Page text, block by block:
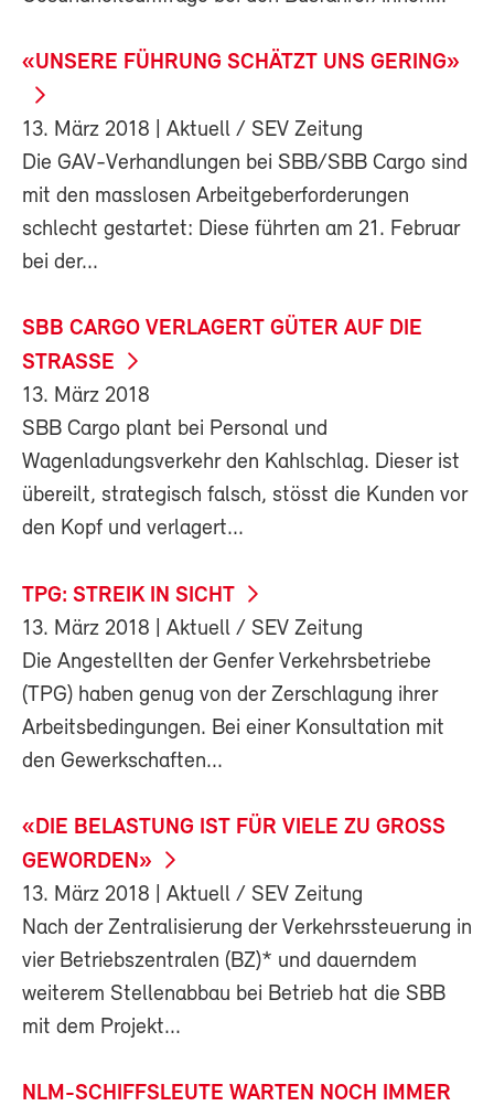
«UNSERE FÜHRUNG SCHÄTZT UNS GERING»
13. März 2018 | Aktuell / SEV Zeitung
Die GAV-Verhandlungen bei SBB/SBB Cargo sind
mit den masslosen Arbeitgeberforderungen
schlecht gestartet: Diese führten am 21. Februar
bei der...
SBB CARGO VERLAGERT GÜTER AUF DIE
STRASSE
13. März 2018
SBB Cargo plant bei Personal und
Wagenladungsverkehr den Kahlschlag. Dieser ist
übereilt, strategisch falsch, stösst die Kunden vor
den Kopf und verlagert...
TPG: STREIK IN SICHT
13. März 2018 | Aktuell / SEV Zeitung
Die Angestellten der Genfer Verkehrsbetriebe
(TPG) haben genug von der Zerschlagung ihrer
Arbeitsbedingungen. Bei einer Konsultation mit
den Gewerkschaften...
«DIE BELASTUNG IST FÜR VIELE ZU GROSS
GEWORDEN»
13. März 2018 | Aktuell / SEV Zeitung
Nach der Zentralisierung der Verkehrssteuerung in
vier Betriebszentralen (BZ)* und dauerndem
weiterem Stellenabbau bei Betrieb hat die SBB
mit dem Projekt...
NLM-SCHIFFSLEUTE WARTEN NOCH IMMER